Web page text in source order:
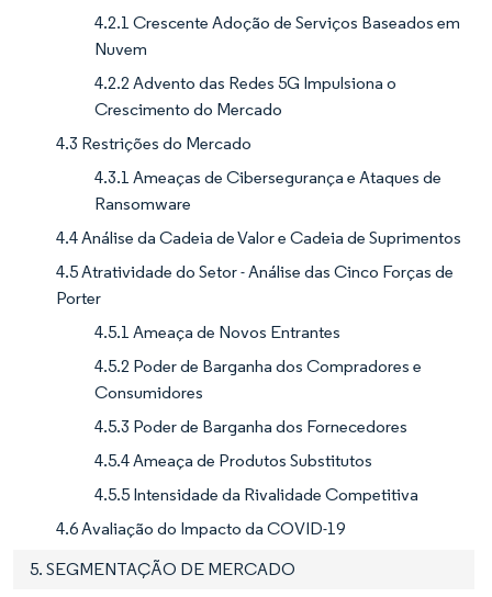
4.2.1 Crescente Adoção de Serviços Baseados em
Nuvem
4.2.2 Advento das Redes 5G Impulsiona o
Crescimento do Mercado
4.3 Restrições do Mercado
4.3.1 Ameaças de Cibersegurança e Ataques de
Ransomware
4.4 Análise da Cadeia de Valor e Cadeia de Suprimentos
4.5 Atratividade do Setor - Análise das Cinco Forças de
Porter
4.5.1 Ameaça de Novos Entrantes
4.5.2 Poder de Barganha dos Compradores e
Consumidores
4.5.3 Poder de Barganha dos Fornecedores
4.5.4 Ameaça de Produtos Substitutos
4.5.5 Intensidade da Rivalidade Competitiva
4.6 Avaliação do Impacto da COVID-19
5. SEGMENTAÇÃO DE MERCADO